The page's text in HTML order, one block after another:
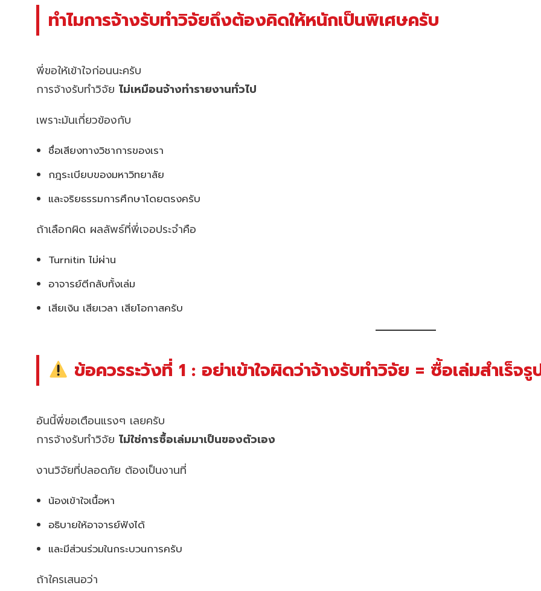
ทำไมการจ้างรับทำวิจัยถึงต้องคิดให้หนักเป็นพิเศษครับ
พี่ขอให้เข้าใจก่อนนะครับ
การจ้างรับทำวิจัย ไม่เหมือนจ้างทำรายงานทั่วไป
เพราะมันเกี่ยวข้องกับ
ชื่อเสียงทางวิชาการของเรา
กฎระเบียบของมหาวิทยาลัย
และจริยธรรมการศึกษาโดยตรงครับ
ถ้าเลือกผิด ผลลัพธ์ที่พี่เจอประจำคือ
Turnitin ไม่ผ่าน
อาจารย์ตีกลับทั้งเล่ม
เสียเงิน เสียเวลา เสียโอกาสครับ
ข้อควรระวังที่ 1 : อย่าเข้าใจผิดว่าจ้างรับทำวิจัย = ซื้อเล่มสำเร็จ
อันนี้พี่ขอเตือนแรงๆ เลยครับ
การจ้างรับทำวิจัย ไม่ใช่การซื้อเล่มมาเป็นของตัวเอง
งานวิจัยที่ปลอดภัย ต้องเป็นงานที่
น้องเข้าใจเนื้อหา
อธิบายให้อาจารย์ฟังได้
และมีส่วนร่วมในกระบวนการครับ
ถ้าใครเสนอว่า